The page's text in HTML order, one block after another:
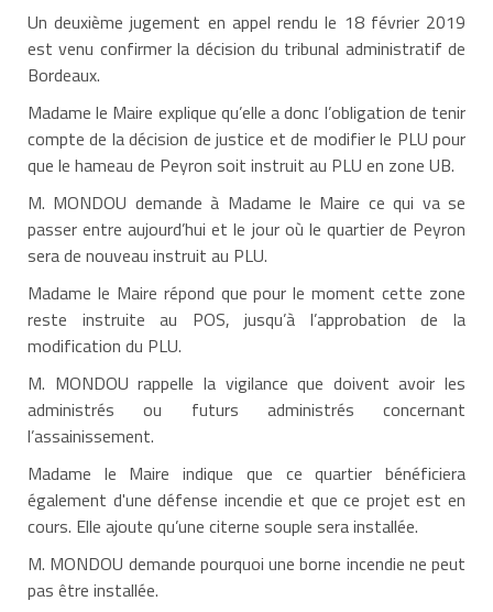
Un deuxième jugement en appel rendu le 18 février 2019
est venu confirmer la décision du tribunal administratif de
Bordeaux.
Madame le Maire explique qu’elle a donc l’obligation de tenir
compte de la décision de justice et de modifier le PLU pour
que le hameau de Peyron soit instruit au PLU en zone UB.
M. MONDOU demande à Madame le Maire ce qui va se
passer entre aujourd’hui et le jour où le quartier de Peyron
sera de nouveau instruit au PLU.
Madame le Maire répond que pour le moment cette zone
reste instruite au POS, jusqu’à l’approbation de la
modification du PLU.
M. MONDOU rappelle la vigilance que doivent avoir les
administrés ou futurs administrés concernant
l’assainissement.
Madame le Maire indique que ce quartier bénéficiera
également d'une défense incendie et que ce projet est en
cours. Elle ajoute qu’une citerne souple sera installée.
M. MONDOU demande pourquoi une borne incendie ne peut
pas être installée.